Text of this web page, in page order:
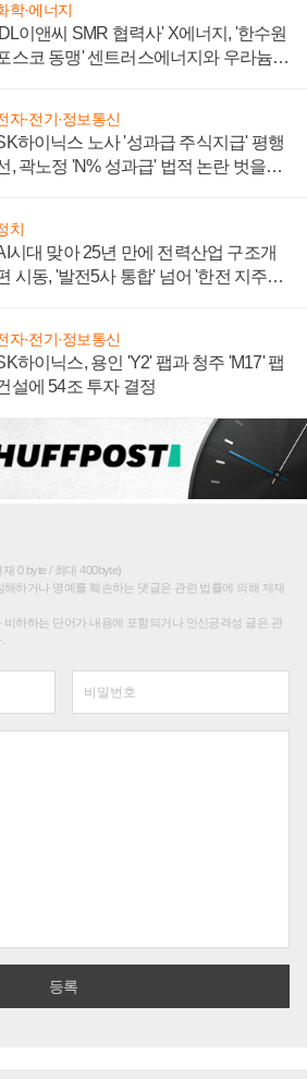
학·에너지
이앤씨 SMR 협력사' X에너지, '한수원
스코 동맹' 센트러스에너지와 우라늄
자·전기·정보통신
하이닉스 노사 '성과급 주식지급' 평행
, 곽노정 'N% 성과급' 법적 논란 벗을지
치
시대 맞아 25년 만에 전력산업 구조개
시동, '발전5사 통합' 넘어 '한전 지주사'
자·전기·정보통신
하이닉스, 용인 'Y2' 팹과 청주 'M17' 팹
설에 54조 투자 결정
0 byte / 최대 400byte)
하거나 명예를 훼손하는 댓글은 관련 법률에 의해 제재
비하하는 단어가 내용에 포함되거나 인신공격성 글은 관